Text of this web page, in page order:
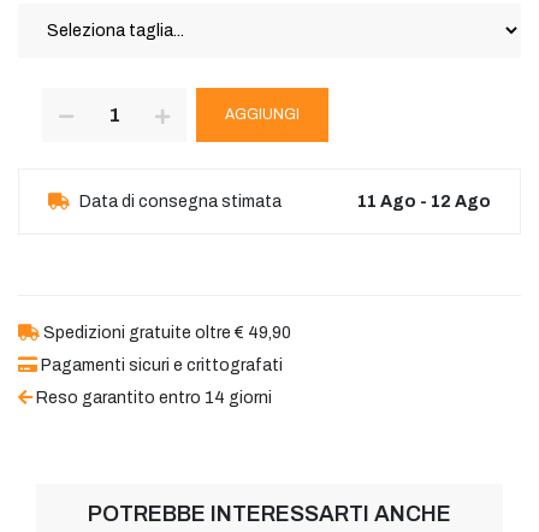
AGGIUNGI
Data di consegna stimata 11 Ago - 12 Ago
Spedizioni gratuite oltre € 49,90
Pagamenti sicuri e crittografati
Reso garantito entro 14 giorni
POTREBBE INTERESSARTI ANCHE